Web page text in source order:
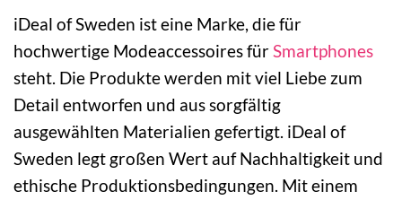
iDeal of Sweden ist eine Marke, die für
hochwertige Modeaccessoires fürSmartphones
steht. Die Produkte werden mit viel Liebe zum
Detail entworfen und aus sorgfältig
ausgewählten Materialien gefertigt. iDeal of
Sweden legt großen Wert auf Nachhaltigkeit und
ethische Produktionsbedingungen. Mit einem